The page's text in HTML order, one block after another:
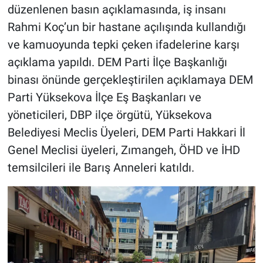
düzenlenen basın açıklamasında, iş insanı
Rahmi Koç’un bir hastane açılışında kullandığı
ve kamuoyunda tepki çeken ifadelerine karşı
açıklama yapıldı. DEM Parti İlçe Başkanlığı
binası önünde gerçekleştirilen açıklamaya DEM
Parti Yüksekova İlçe Eş Başkanları ve
yöneticileri, DBP ilçe örgütü, Yüksekova
Belediyesi Meclis Üyeleri, DEM Parti Hakkari İl
Genel Meclisi üyeleri, Zımangeh, ÖHD ve İHD
temsilcileri ile Barış Anneleri katıldı.